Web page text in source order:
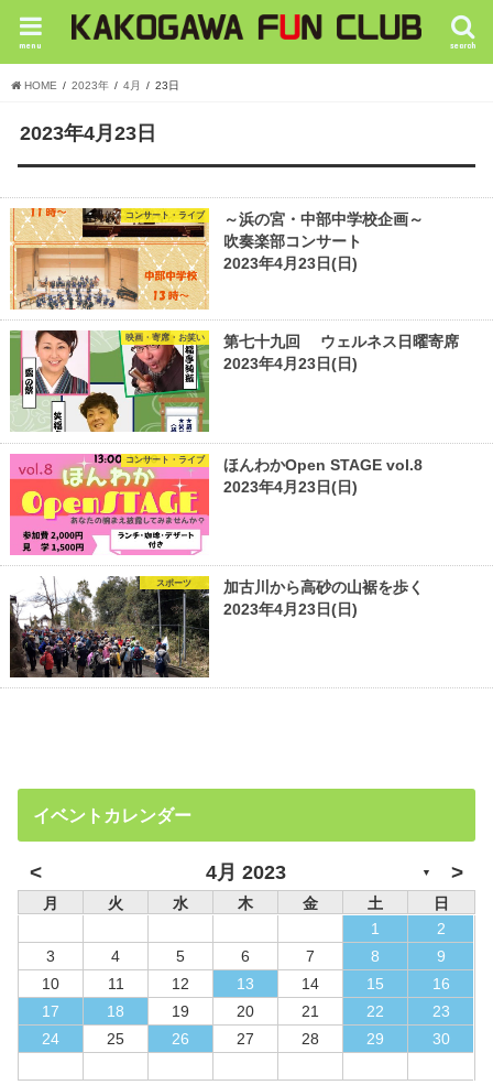
search
menu
HOME 2023年 4月 23日
2023年4月23日
コンサート・ライブ
～浜の宮・中部中学校企画～
吹奏楽部コンサート
2023年4月23日(日)
映画・寄席・お笑い
第七十九回 ウェルネス日曜寄席
2023年4月23日(日)
コンサート・ライブ
ほんわかOpen STAGE vol.8
2023年4月23日(日)
スポーツ
加古川から高砂の山裾を歩く
2023年4月23日(日)
イベントカレンダー
< 4月 2023 ▼ >
月 火 水 木 金 土
日
1
2
3
4 5 6 7 8
9
10
11 12 13 14 15
16
17
18 19 20 21 22
23
24
25 26 27 28 29 30